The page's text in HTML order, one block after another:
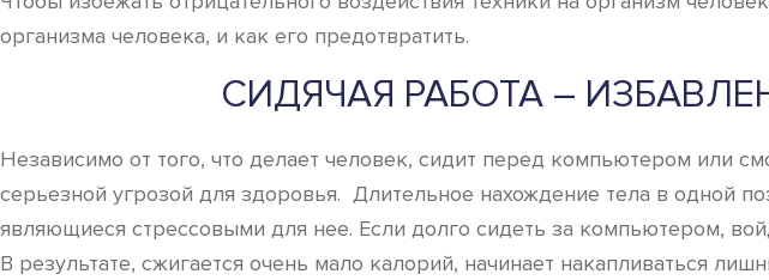
организма человека, и как его предотвратить.
СИДЯЧАЯ РАБОТА –
Независимо от того, что делает человек, сидит перед компьютером или
серьезной угрозой для здоровья. Длительное нахождение тела в одной
являющиеся стрессовыми для нее. Если долго сидеть за компьютером,
В результате, сжигается очень мало калорий, начинает накапливаться